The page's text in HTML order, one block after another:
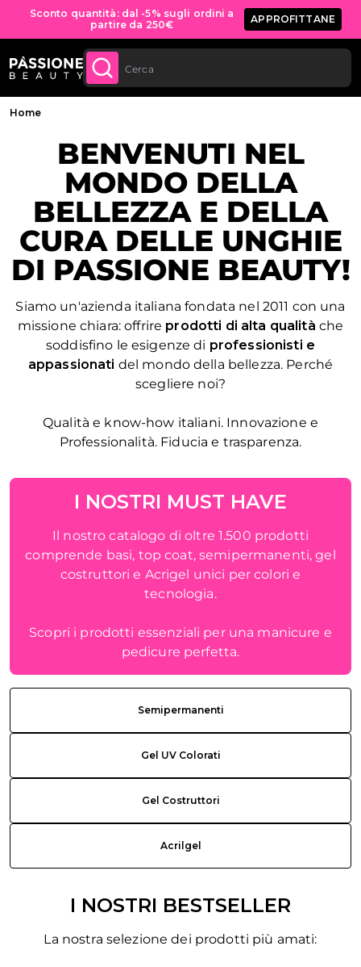
partire da 250€
APPROFITTANE
Spedizione gratuita per tutti gli ordini sopra
ai 70€
ACQUISTA
ORA
Briciole di pane
Home
BENVENUTI NEL
MONDO DELLA
BELLEZZA E DELLA
CURA DELLE UNGHIE
DI PASSIONE BEAUTY!
Siamo un'azienda italiana fondata nel 2011 con una
missione chiara: offrire prodotti di alta qualità che
soddisfino le esigenze di professionisti e
appassionati del mondo della bellezza. Perché
scegliere noi?
Qualità e know-how italiani. Innovazione e
Professionalità. Fiducia e trasparenza.
I NOSTRI MUST HAVE
Il nostro catalogo di oltre 1.500 prodotti
comprende basi, top coat, semipermanenti, gel
costruttori e Acrigel unici per colori e
tecnologia.
Scopri i prodotti essenziali per una manicure e
pedicure perfetta.
Semipermanenti
Gel UV Colorati
Gel Costruttori
Acrilgel
I NOSTRI BESTSELLER
La nostra selezione dei prodotti più amati: